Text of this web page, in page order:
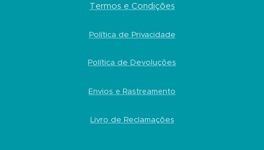
Termos e Condições
Política de Privacidade
Política de Devoluções
Envios e Rastreamento
Livro de Reclamações